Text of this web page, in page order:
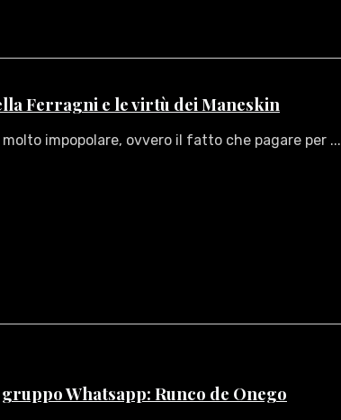
Ferragni e le virtù dei Maneskin
impopolare, ovvero il fatto che pagare per ...
Whatsapp: Runco de Onego